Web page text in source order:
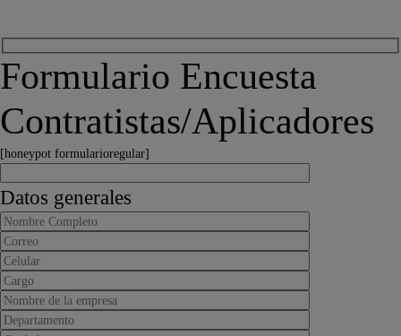
Formulario Encuesta
Contratistas/Aplicadores
[honeypot formularioregular]
Datos generales